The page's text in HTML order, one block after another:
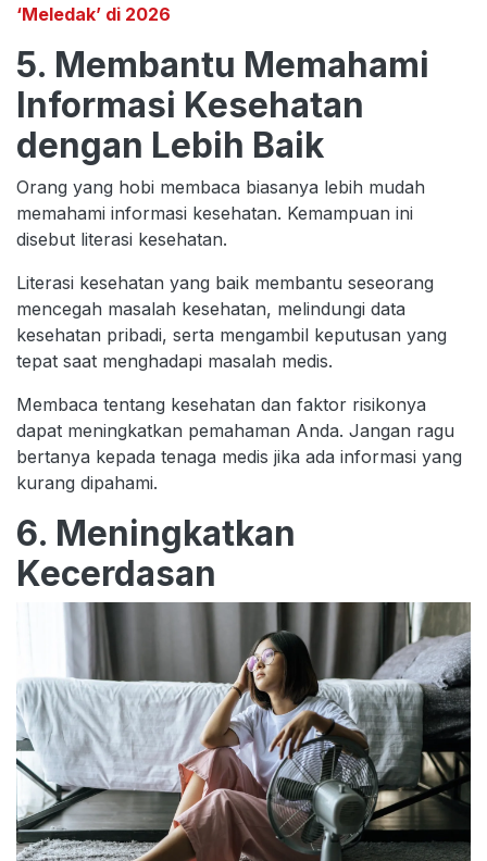
‘Meledak’ di 2026
5. Membantu Memahami
Informasi Kesehatan
dengan Lebih Baik
Orang yang hobi membaca biasanya lebih mudah
memahami informasi kesehatan. Kemampuan ini
disebut literasi kesehatan.
Literasi kesehatan yang baik membantu seseorang
mencegah masalah kesehatan, melindungi data
kesehatan pribadi, serta mengambil keputusan yang
tepat saat menghadapi masalah medis.
Membaca tentang kesehatan dan faktor risikonya
dapat meningkatkan pemahaman Anda. Jangan ragu
bertanya kepada tenaga medis jika ada informasi yang
kurang dipahami.
6. Meningkatkan
Kecerdasan